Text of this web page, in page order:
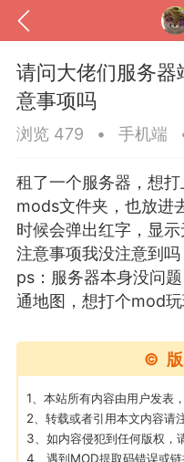
我的钱包 道
请问大佬们服务
意事项吗
浏览 479 • 手机端
租了一个服务器，想
mods文件夹，也放进
时候会弹出红字，显
注意事项我没注意到吗
ps：服务器本身没问
通地图，想打个mod玩
©
1、本站所有内容由用户发表
2、转载或者引用本文内容请
3、如内容侵犯到任何版权，
4、遇到MOD提取码错误或